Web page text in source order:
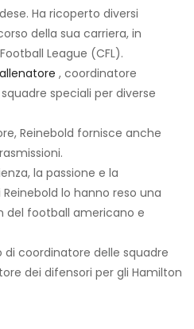
Ha ricoperto diversi
della sua carriera, in
League (CFL).
, coordinatore
speciali per diverse
Reinebold fornisce anche
la passione e la
lo hanno reso una
del football americano e
coordinatore delle squadre
dei difensori per gli Hamilton